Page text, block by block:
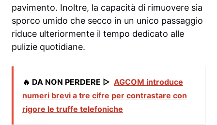
pavimento. Inoltre, la capacità di rimuovere sia
sporco umido che secco in un unico passaggio
riduce ulteriormente il tempo dedicato alle
pulizie quotidiane.
🔥 DA NON PERDERE ▷ AGCOM introduce
numeri brevi a tre cifre per contrastare con
rigore le truffe telefoniche